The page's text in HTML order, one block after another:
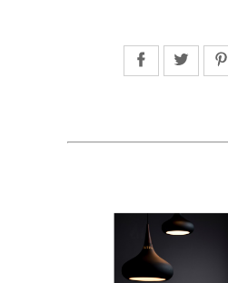
FacebookTwitter